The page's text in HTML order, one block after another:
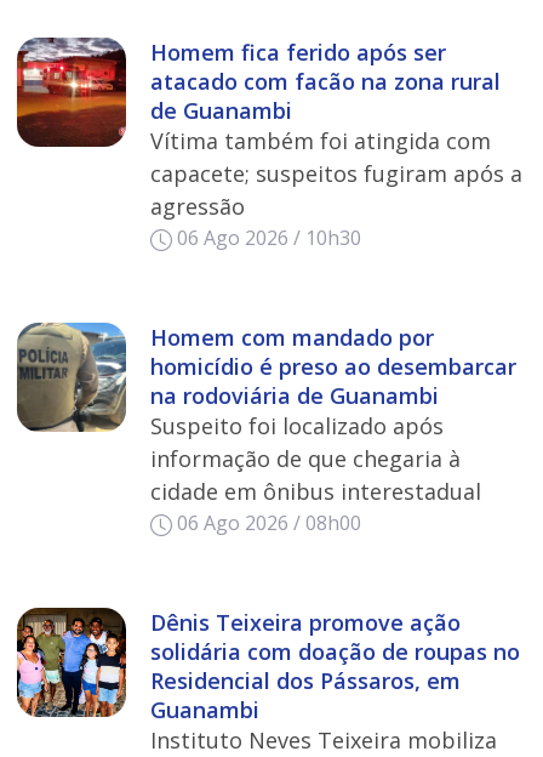
Homem fica ferido após ser
atacado com facão na zona rural
de Guanambi
Vítima também foi atingida com
capacete; suspeitos fugiram após a
agressão
06 Ago 2026 / 10h30
Homem com mandado por
homicídio é preso ao desembarcar
na rodoviária de Guanambi
Suspeito foi localizado após
informação de que chegaria à
cidade em ônibus interestadual
06 Ago 2026 / 08h00
Dênis Teixeira promove ação
solidária com doação de roupas no
Residencial dos Pássaros, em
Guanambi
Instituto Neves Teixeira mobiliza